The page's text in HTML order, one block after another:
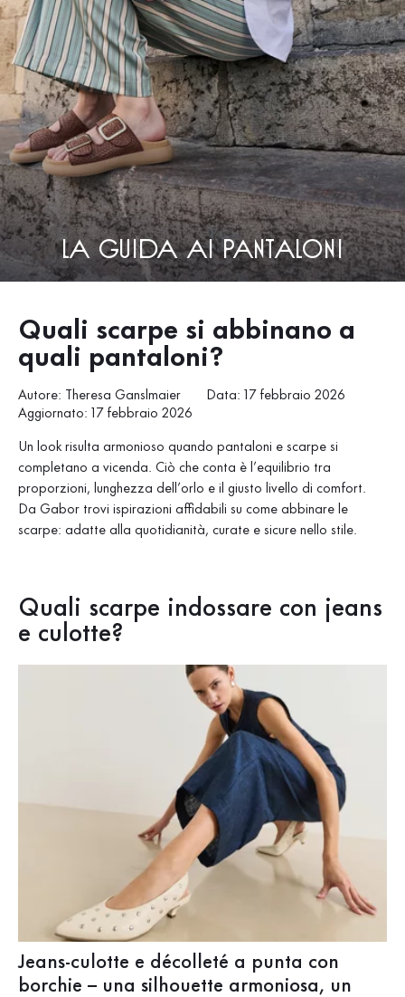
La guida ai pantaloni
Quali scarpe si abbinano a
quali pantaloni?
Autore: Theresa Ganslmaier
Data: 17 febbraio 2026
Aggiornato: 17 febbraio 2026
Un look risulta armonioso quando pantaloni e scarpe si
completano a vicenda. Ciò che conta è l’equilibrio tra
proporzioni, lunghezza dell’orlo e il giusto livello di comfort.
Da Gabor trovi ispirazioni affidabili su come abbinare le
scarpe: adatte alla quotidianità, curate e sicure nello stile.
Quali scarpe indossare con jeans
e culotte?
Jeans-culotte e décolleté a punta con
borchie – una silhouette armoniosa, un